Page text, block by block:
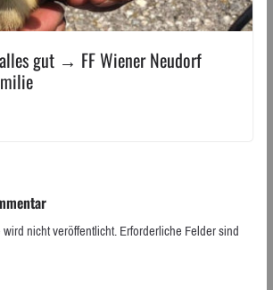
gut → FF Wiener Neudorf
nicht veröffentlicht.Erforderliche Felder sind